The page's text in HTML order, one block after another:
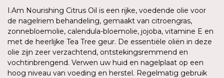
I.Am Nourishing Citrus Oil is een rijke, voedende olie voor
de nagelriem behandeling, gemaakt van citroengras,
zonnebloemolie, calendula-bloemolie, jojoba, vitamine E en
met de heerlijke Tea Tree geur. De essentiële oliën in deze
olie zijn zeer verzachtend, ontstekingsremmend en
vochtinbrengend. Verwen uw huid en nagelplaat op een
hoog niveau van voeding en herstel. Regelmatig gebruik